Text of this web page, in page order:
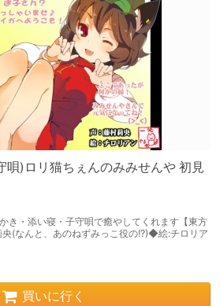
唄)ロリ猫ちぇんのみみせんや 初見
き・添い寝・子守唄で癒やしてくれます【東方
(なんと、あのねずみっこ役の!?)◆絵:チロリア
買いに行く